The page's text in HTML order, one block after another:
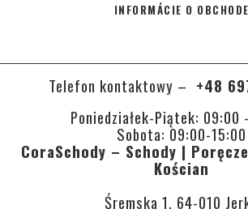
INFORMÁCIE O OBCHODE
Telefon kontaktowy – +48
Poniedziałek-Piątek: 09:00
Sobota: 09:00-15:00
CoraSchody – Schody |
Kościan
Śremska 1, 64-010